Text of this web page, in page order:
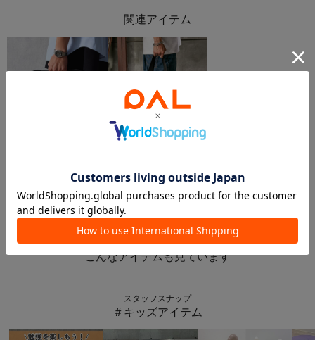
DELIVERYドリンクホルダー：M
¥550
PP保冷買い物バッグ
¥1,100
このアイテムを見た人は
こんなアイテムも見ています
スタッフスナップ
＃キッズアイテム